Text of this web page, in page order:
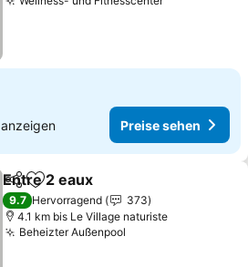
anzeigen Preise sehen
TeilenZu Favoriten hinzufügen
Entre 2 eaux
9.7 Hervorragend
373
4.1 km bis Le Village naturiste
Beheizter Außenpool